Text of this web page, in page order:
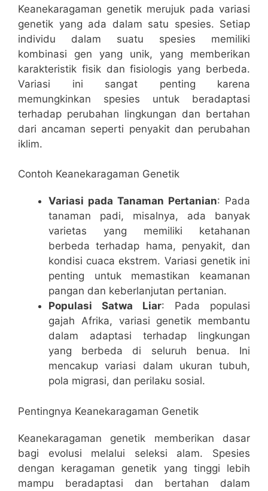
Keanekaragaman genetik merujuk pada variasi
genetik yang ada dalam satu spesies. Setiap
individu dalam suatu spesies memiliki
kombinasi gen yang unik, yang memberikan
karakteristik fisik dan fisiologis yang berbeda.
Variasi ini sangat penting karena
memungkinkan spesies untuk beradaptasi
terhadap perubahan lingkungan dan bertahan
dari ancaman seperti penyakit dan perubahan
iklim.
Contoh Keanekaragaman Genetik
Variasi pada Tanaman Pertanian: Pada
tanaman padi, misalnya, ada banyak
varietas yang memiliki ketahanan
berbeda terhadap hama, penyakit, dan
kondisi cuaca ekstrem. Variasi genetik ini
penting untuk memastikan keamanan
pangan dan keberlanjutan pertanian.
Populasi Satwa Liar: Pada populasi
gajah Afrika, variasi genetik membantu
dalam adaptasi terhadap lingkungan
yang berbeda di seluruh benua. Ini
mencakup variasi dalam ukuran tubuh,
pola migrasi, dan perilaku sosial.
Pentingnya Keanekaragaman Genetik
Keanekaragaman genetik memberikan dasar
bagi evolusi melalui seleksi alam. Spesies
dengan keragaman genetik yang tinggi lebih
mampu beradaptasi dan bertahan dalam